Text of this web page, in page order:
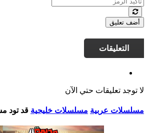
أضف تعليق
التعليقات
لا توجد تعليقات حتي الآن
مسلسلات عربية مسلسلات خليجية قد تود